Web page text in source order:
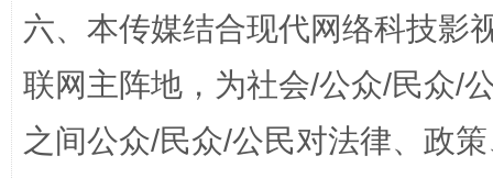
六、本传媒结合现代网络科技影
联网主阵地，为社会/公众/民众/
之间公众/民众/公民对法律、政